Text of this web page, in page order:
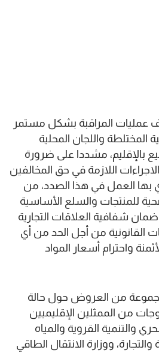
عمليات المراقبة بشكل مستمر
المختلطة واللجان المحلية
بالإقليم، مشددا على ضرورة
اللازمة في حق المخالفين
بها العمل في هذا الصدد، من
للمنتجات والسلع الأساسية
شفافية العلاقات التجارية
القانونية من أجل الحد من أي
واحترام أسعار المواد
مجموعة من العروض حول حالة
من الممثلين الإقليميين
والتنمية القروية والمياه
والتجارة، ووزارة الانتقال الطاقي